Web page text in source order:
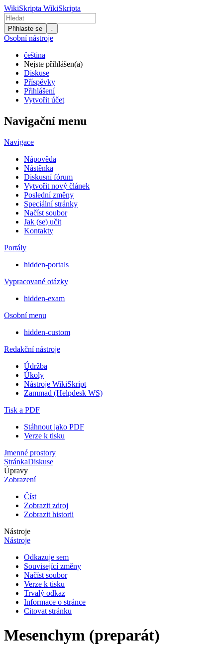
WikiSkripta WikiSkripta
Přihlaste se ↓
Osobní nástroje
čeština
Nejste přihlášen(a)
Diskuse
Příspěvky
Přihlášení
Vytvořit účet
Navigační menu
Navigace
Nápověda
Nástěnka
Diskusní fórum
Vytvořit nový článek
Poslední změny
Speciální stránky
Načíst soubor
Jak (se) učit
Kontakty
Portály
hidden-portals
Vypracované otázky
hidden-exam
Osobní menu
hidden-custom
Redakční nástroje
Údržba
Úkoly
Nástroje WikiSkript
Zammad (Helpdesk WS)
Tisk a PDF
Stáhnout jako PDF
Verze k tisku
Jmenné prostory
StránkaDiskuse
Úpravy
Zobrazení
Číst
Zobrazit zdroj
Zobrazit historii
Nástroje
Nástroje
Odkazuje sem
Související změny
Načíst soubor
Verze k tisku
Trvalý odkaz
Informace o stránce
Citovat stránku
Mesenchym (preparát)